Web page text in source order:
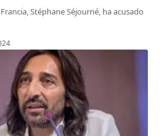
Stéphane Séjourné, ha acusado